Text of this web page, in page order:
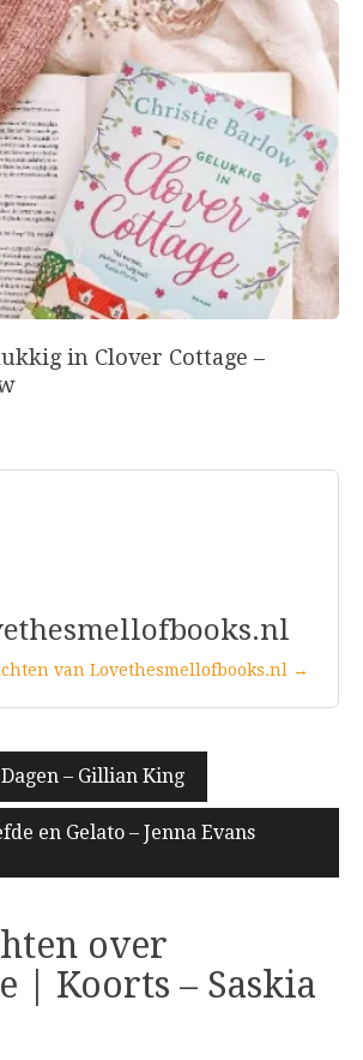
in Clover Cottage –
van Lovethesmellofbooks.nl →
– Gillian King
en Gelato – Jenna Evans
over
| Koorts – Saskia